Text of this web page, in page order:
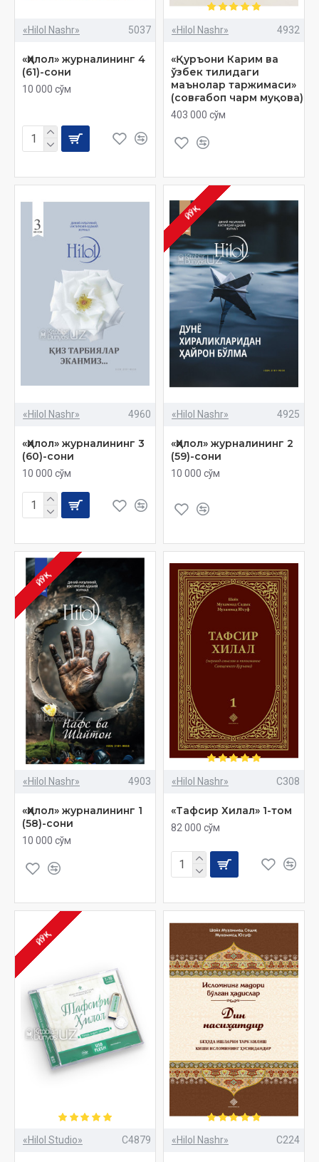
«Hilol Nashr» 5037
«Ҳилол» журналининг 4
(61)-сони
10 000 сўм
«Hilol Nashr» 4932
«Қуръони Карим ва
ўзбек тилидаги
маънолар таржимаси»
(совғабоп чарм муқова)
403 000 сўм
«Hilol Nashr» 4960
«Ҳилол» журналининг 3
(60)-сони
10 000 сўм
ЙЎҚ
«Hilol Nashr» 4925
«Ҳилол» журналининг 2
(59)-сони
10 000 сўм
ЙЎҚ
«Hilol Nashr» 4903
«Ҳилол» журналининг 1
(58)-сони
10 000 сўм
«Hilol Nashr» C308
«Тафсир Хилал» 1-том
82 000 сўм
ЙЎҚ
«Hilol Studio» C4879 «Hilol Nashr» C224